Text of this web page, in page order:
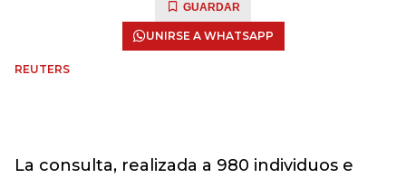
GUARDAR
UNIRSE A WHATSAPP
REUTERS
La consulta, realizada a 980 individuos e